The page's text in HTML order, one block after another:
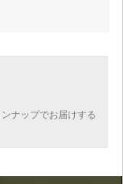
ナップでお届けする